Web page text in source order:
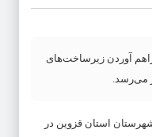
آوردن زیرساخت‌های
می‌رسد.
استان قزوین در